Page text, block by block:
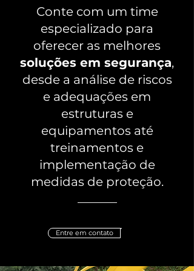
Conte com um time
especializado para
oferecer as melhores
soluções em segurança,
desde a análise de riscos
e adequações em
estruturas e
equipamentos até
treinamentos e
implementação de
medidas de proteção.
Entre em contato